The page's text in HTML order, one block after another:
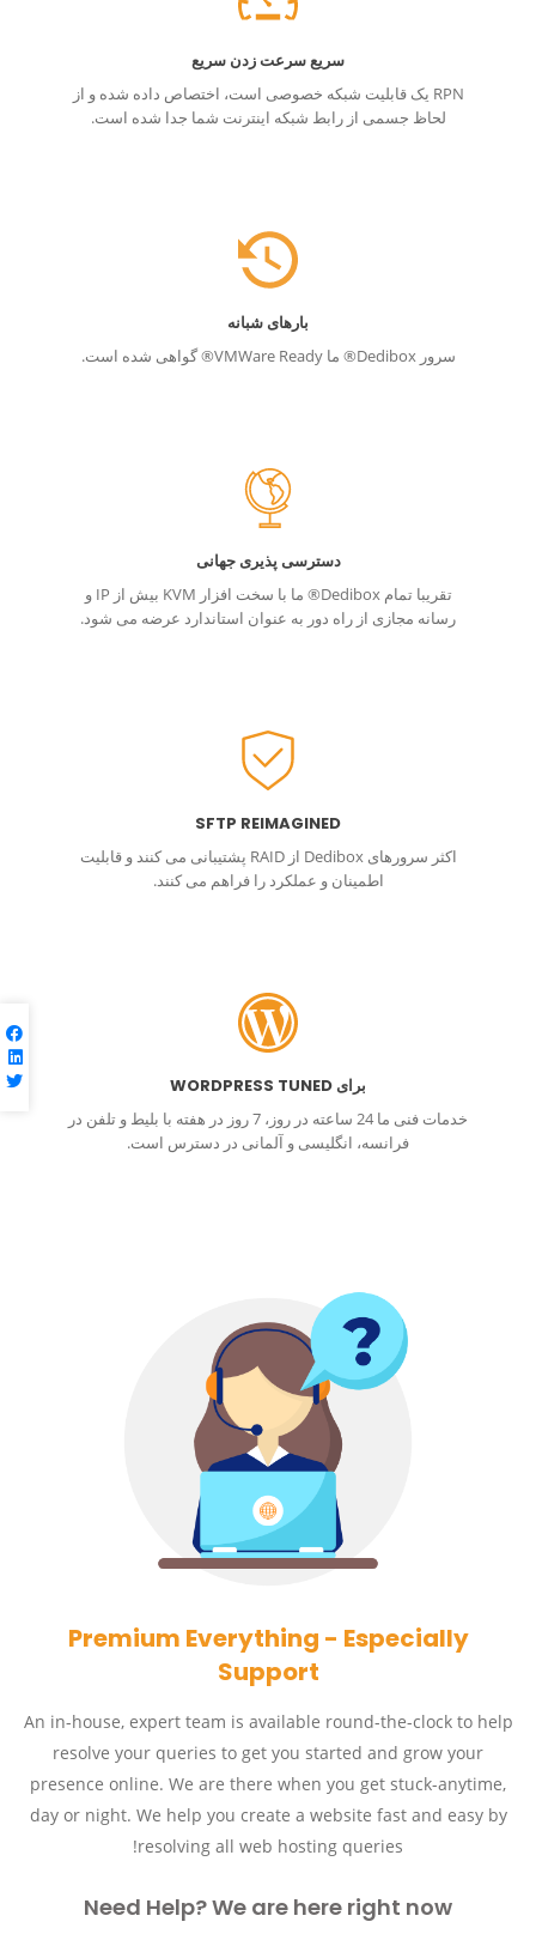
سریع سرعت زدن سریع
RPN یک قابلیت شبکه خصوصی است، اختصاص داده شده و از
لحاظ جسمی از رابط شبکه اینترنت شما جدا شده است.
بارهای شبانه
سرور Dedibox® ما VMWare Ready® گواهی شده است.
دسترسی پذیری جهانی
تقریبا تمام Dedibox® ما با سخت افزار KVM بیش از IP و
رسانه مجازی از راه دور به عنوان استاندارد عرضه می شود.
SFTP REIMAGINED
اکثر سرورهای Dedibox از RAID پشتیبانی می کنند و قابلیت
اطمینان و عملکرد را فراهم می کنند.
برای WORDPRESS TUNED
خدمات فنی ما 24 ساعته در روز، 7 روز در هفته با بلیط و تلفن در
فرانسه، انگلیسی و آلمانی در دسترس است.
Premium Everything - Especially
Support
An in-house, expert team is available round-the-clock to help
resolve your queries to get you started and grow your
presence online. We are there when you get stuck-anytime,
day or night. We help you create a website fast and easy by
resolving all web hosting queries!
Need Help? We are here right now